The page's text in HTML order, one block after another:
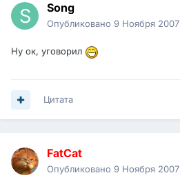
Song
Опубликовано 9 Ноября 2007
Ну ок, уговорил
Цитата
FatCat
Опубликовано 9 Ноября 2007